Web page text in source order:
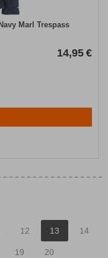
Marl Trespass
14,95 €
12 13 14
19 20